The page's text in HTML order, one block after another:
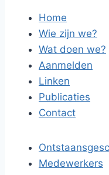
Home
Wie zijn we?
Wat doen we?
Aanmelden
Linken
Publicaties
Contact
Medewerkers